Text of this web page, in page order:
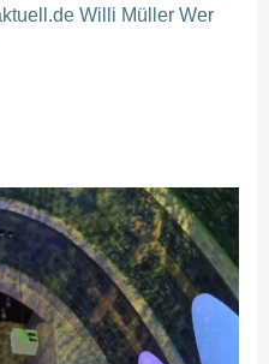
Willi Müller Wer